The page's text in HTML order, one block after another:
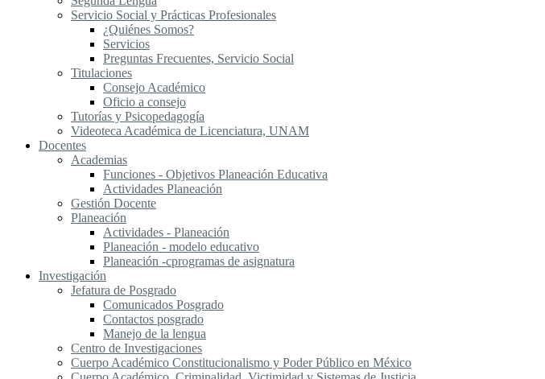
S​ervicio Social y Prácticas Profesionales
¿Quiénes Somos?
Servicios
Preguntas Frecuentes, Servicio Social
Titulaciones
Consejo Académico
Oficio a consejo
Tutorías y Psicopedagogía
Videoteca Académica de Licenciatura, UNAM
Docentes
Academias
Funciones - Objetivos Planeación Educativa
Actividades Planeación
Gestión Docente
Planeación
Actividades - Planeación
Planeación - modelo educativo
Planeación -cprogramas de asignatura
Investigación
Jefatura de Posgrado
Comunicados Posgrado
Contactos posgrado
Manejo de la lengua
Centro de Investigaciones
Cuerpo Académico Constitucionalismo y Poder Público en México